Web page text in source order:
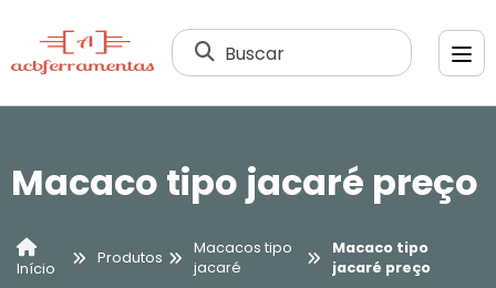
Buscar
Macaco tipo jacaré preço
Início
Produtos
Macacos tipo
jacaré
Macaco tipo
jacaré preço